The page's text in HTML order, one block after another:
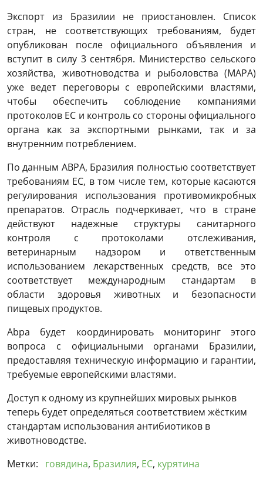
Экспорт из Бразилии не приостановлен. Список
стран, не соответствующих требованиям, будет
опубликован после официального объявления и
вступит в силу 3 сентября. Министерство сельского
хозяйства, животноводства и рыболовства (MAPA)
уже ведет переговоры с европейскими властями,
чтобы обеспечить соблюдение компаниями
протоколов ЕС и контроль со стороны официального
органа как за экспортными рынками, так и за
внутренним потреблением.
По данным ABPA, Бразилия полностью соответствует
требованиям ЕС, в том числе тем, которые касаются
регулирования использования противомикробных
препаратов. Отрасль подчеркивает, что в стране
действуют надежные структуры санитарного
контроля с протоколами отслеживания,
ветеринарным надзором и ответственным
использованием лекарственных средств, все это
соответствует международным стандартам в
области здоровья животных и безопасности
пищевых продуктов.
Abpa будет координировать мониторинг этого
вопроса с официальными органами Бразилии,
предоставляя техническую информацию и гарантии,
требуемые европейскими властями.
Доступ к одному из крупнейших мировых рынков
теперь будет определяться соответствием жёстким
стандартам использования антибиотиков в
животноводстве.
Метки:
говядина, Бразилия, ЕС, курятина